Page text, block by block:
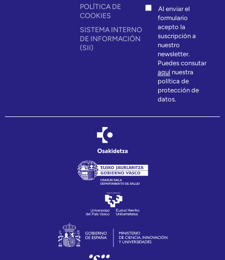
POLÍTICA DE
COOKIES
SISTEMA INTERNO
DE INFORMACIÓN
(SII)
Al enviar el
formulario
acepto la
suscripción a
nuestro
newsletter.
Puedes consutar
aquínuestra
política de
protección de
datos.